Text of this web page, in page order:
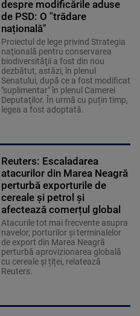
despre modificările aduse
de PSD: O "trădare
națională"
Proiectul de lege privind Strategia
naţională pentru conservarea
biodiversităţii a fost din nou
dezbătut, astăzi, în plenul
Senatului, după ce a fost modificat
"suplimentar" în plenul Camerei
Deputaţilor. În urmă cu puțin timp,
legea a fost adoptată.
Reuters: Escaladarea
atacurilor din Marea Neagră
perturbă exporturile de
cereale și petrol și
afectează comerțul global
Atacurile tot mai frecvente asupra
navelor, porturilor și terminalelor
de export din Marea Neagră
perturbă aprovizionarea globală
cu cereale și țiței, relatează
Reuters.